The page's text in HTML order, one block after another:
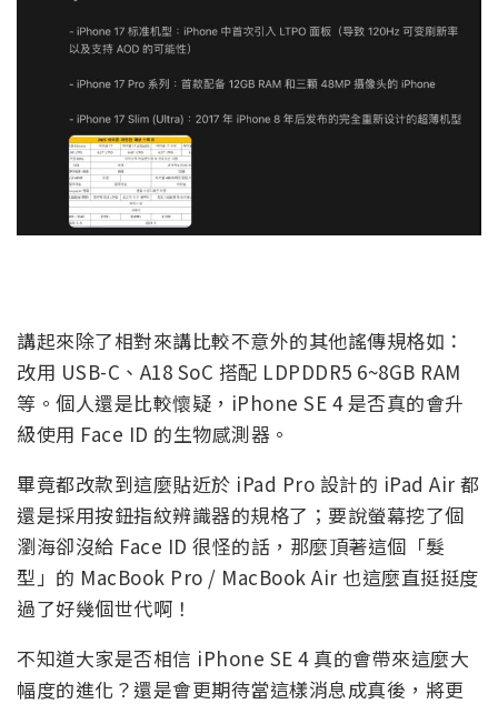
講起來除了相對來講比較不意外的其他謠傳規格如：
改用 USB-C、A18 SoC 搭配 LDPDDR5 6~8GB RAM
等。個人還是比較懷疑，iPhone SE 4 是否真的會升
級使用 Face ID 的生物感測器。
畢竟都改款到這麼貼近於 iPad Pro 設計的 iPad Air 都
還是採用按鈕指紋辨識器的規格了；要說螢幕挖了個
瀏海卻沒給 Face ID 很怪的話，那麼頂著這個「髮
型」的 MacBook Pro / MacBook Air 也這麼直挺挺度
過了好幾個世代啊！
不知道大家是否相信 iPhone SE 4 真的會帶來這麼大
幅度的進化？還是會更期待當這樣消息成真後，將更